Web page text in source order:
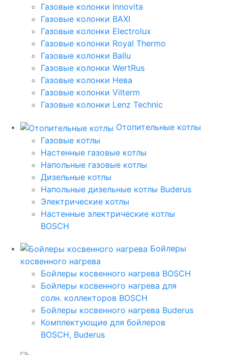
Газовые колонки Innovita
Газовые колонки BAXI
Газовые колонки Electrolux
Газовые колонки Royal Thermo
Газовые колонки Ballu
Газовые колонки WertRus
Газовые колонки Нева
Газовые колонки Vilterm
Газовые колонки Lenz Technic
Отопительные котлы
Газовые котлы
Настенные газовые котлы
Напольные газовые котлы
Дизельные котлы
Напольные дизельные котлы Buderus
Электрические котлы
Настенные электрические котлы
BOSCH
Бойлеры
косвенного нагрева
Бойлеры косвенного нагрева BOSCH
Бойлеры косвенного нагрева для
солн. коллекторов BOSCH
Бойлеры косвенного нагрева Buderus
Комплектующие для бойлеров
BOSCH, Buderus